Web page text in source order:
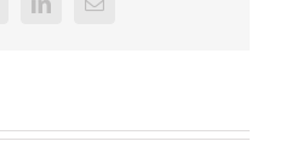
LinkedInEmail